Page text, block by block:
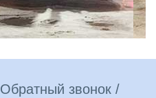
Обратный звонок /